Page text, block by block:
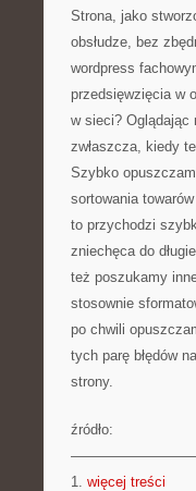
Strona, jako
obsłudze, bez
wordpress
przedsięwzięcia w
w sieci? Oglądając
zwłaszcza, kiedy
Szybko
sortowania
to przychodzi
zniechęca do
też poszukamy
stosownie
po chwili
tych parę błędów
strony.
źródło:
1. więcej treści